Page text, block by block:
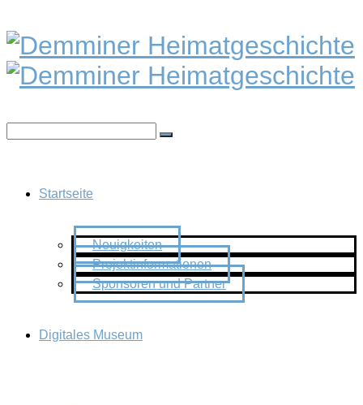
Startseite
Neuigkeiten
Projektinformationen
Sponsoren und Partner
Digitales Museum